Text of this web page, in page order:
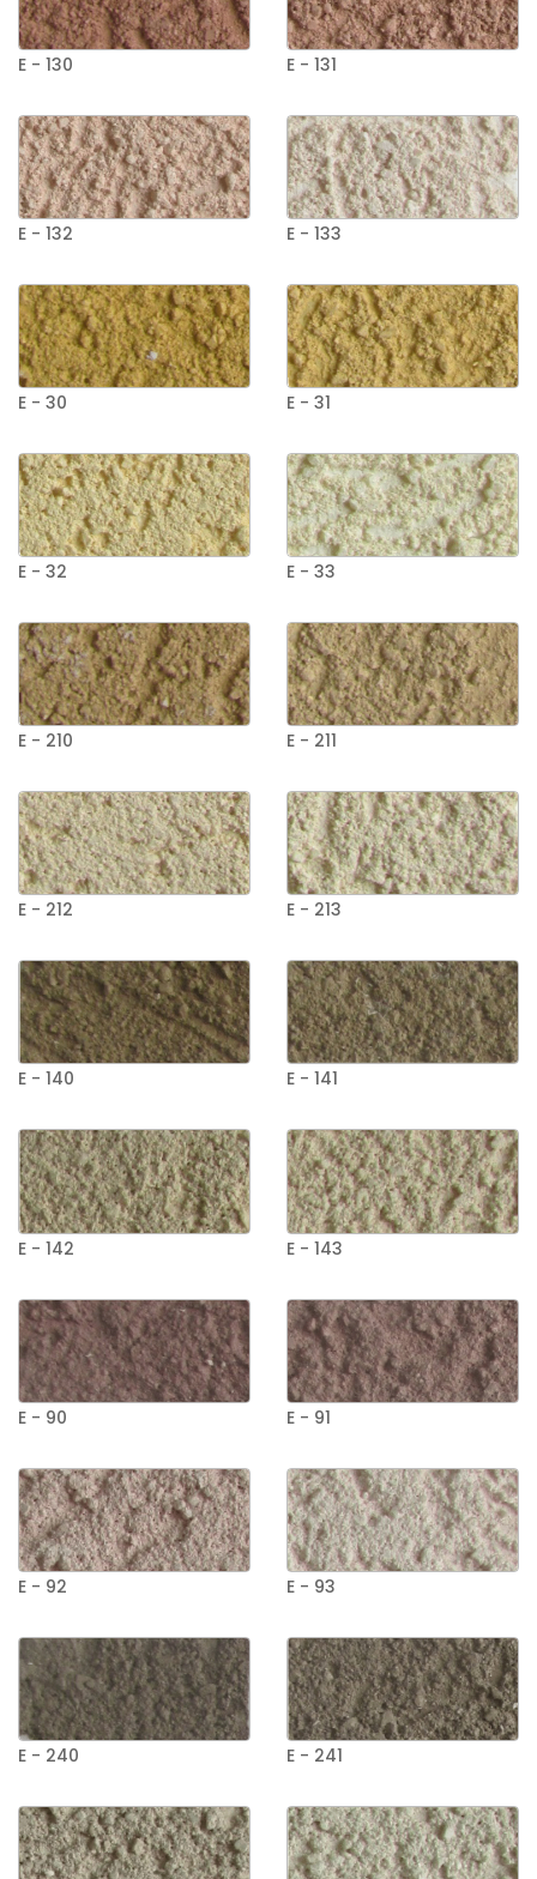
E - 130 E - 131
E - 132 E - 133
E - 30 E - 31
E - 32 E - 33
E - 210 E - 211
E - 212 E - 213
E - 140 E - 141
E - 142 E - 143
E - 90 E - 91
E - 92 E - 93
E - 240 E - 241